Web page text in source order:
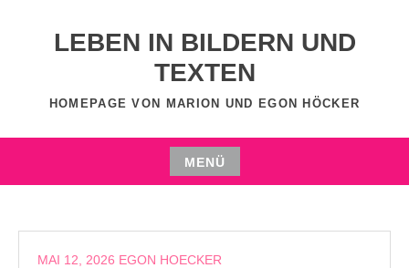
LEBEN IN BILDERN UND
TEXTEN
HOMEPAGE VON MARION UND EGON HÖCKER
MENÜ
Zum
springen
MAI 12, 2026 EGON HOECKER